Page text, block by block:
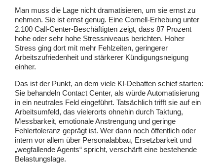
Man muss die Lage nicht dramatisieren, um sie ernst zu
nehmen. Sie ist ernst genug. Eine Cornell-Erhebung unter
2.100 Call-Center-Beschäftigten zeigt, dass 87 Prozent
hohe oder sehr hohe Stressniveaus berichten. Hoher
Stress ging dort mit mehr Fehlzeiten, geringerer
Arbeitszufriedenheit und stärkerer Kündigungsneigung
einher.
Das ist der Punkt, an dem viele KI-Debatten schief starten:
Sie behandeln Contact Center, als würde Automatisierung
in ein neutrales Feld eingeführt. Tatsächlich trifft sie auf ein
Arbeitsumfeld, das vielerorts ohnehin durch Taktung,
Messbarkeit, emotionale Anstrengung und geringe
Fehlertoleranz geprägt ist. Wer dann noch öffentlich oder
intern vor allem über Personalabbau, Ersetzbarkeit und
„wegfallende Agents“ spricht, verschärft eine bestehende
Belastungslage.